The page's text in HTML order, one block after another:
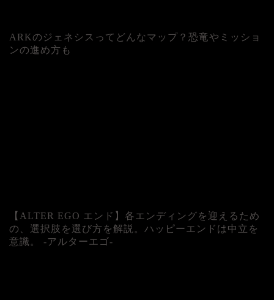
ARKのジェネシスってどんなマップ？恐竜やミッショ
ンの進め方も
【ALTER EGO エンド】各エンディングを迎えるため
の、選択肢を選び方を解説。ハッピーエンドは中立を
意識。 -アルターエゴ-